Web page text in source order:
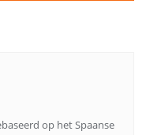
op het Spaanse